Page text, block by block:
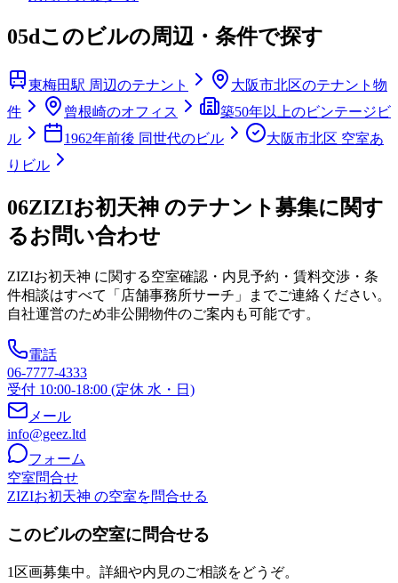
05dこのビルの周辺・条件で探す
東梅田駅 周辺のテナント
大阪市北区のテナント物
件
曾根崎のオフィス
築50年以上のビンテージビ
ル
1962年前後 同世代のビル
大阪市北区 空室あ
りビル
06ZIZIお初天神 のテナント募集に関す
るお問い合わせ
ZIZIお初天神 に関する空室確認・内見予約・賃料交渉・条
件相談はすべて「店舗事務所サーチ」までご連絡ください。
自社運営のため非公開物件のご案内も可能です。
電話
06-7777-4333
受付 10:00-18:00 (定休 水・日)
メール
info@geez.ltd
フォーム
空室問合せ
ZIZIお初天神 の空室を問合せる
このビルの空室に問合せる
1区画募集中。詳細や内見のご相談をどうぞ。